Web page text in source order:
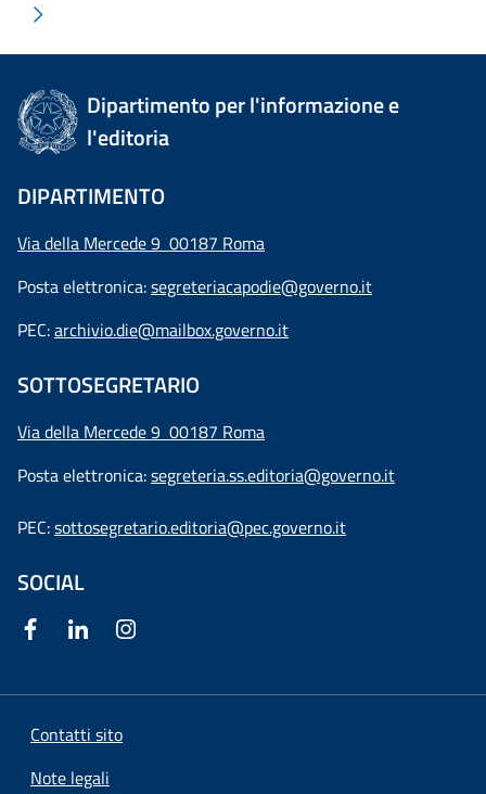
Dipartimento per l'informazione e
l'editoria
DIPARTIMENTO
Via della Mercede 9 00187 Roma
Posta elettronica:segreteriacapodie@governo.it
PEC:archivio.die@mailbox.governo.it
SOTTOSEGRETARIO
Via della Mercede 9 00187 Roma
Posta elettronica:segreteria.ss.editoria@governo.it
PEC:sottosegretario.editoria@pec.governo.it
SOCIAL
Contatti sito
Note legali